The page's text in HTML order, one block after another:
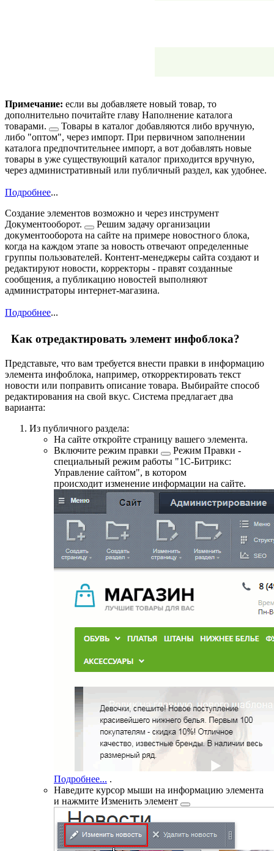
Примечание: если вы добавляете новый товар, то
дополнительно почитайте главу Наполнение каталога
товарами.
Товары в каталог добавляются либо вручную,
либо "оптом", через импорт. При первичном заполнении
каталога предпочтительнее импорт, а вот добавлять новые
товары в уже существующий каталог приходится вручную,
через административный или публичный раздел, как удобнее.
Подробнее...
Создание элементов возможно и через инструмент
Документооборот.
Решим задачу организации
документооборота на сайте на примере новостного блока,
когда на каждом этапе за новость отвечают определенные
группы пользователей. Контент-менеджеры сайта создают и
редактируют новости, корректоры - правят созданные
сообщения, а публикацию новостей выполняют
администраторы интернет-магазина.
Подробнее...
Как отредактировать элемент инфоблока?
Представьте, что вам требуется внести правки в информацию
элемента инфоблока, например, откорректировать текст
новости или поправить описание товара. Выбирайте способ
редактирования на свой вкус. Система предлагает два
варианта:
Из публичного раздела:
На сайте откройте страницу вашего элемента.
Включите режим правки
Режим Правки -
специальный режим работы "1С-Битрикс:
Управление сайтом", в котором
происходит изменение информации на сайте.
Подробнее... .
Наведите курсор мыши на информацию элемента
и нажмите Изменить элемент